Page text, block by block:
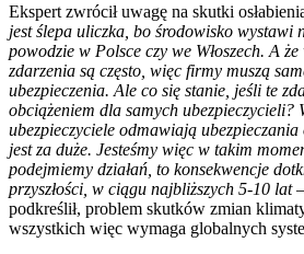
Ekspert zwrócił uwagę na skutki
jest ślepa uliczka, bo środowisko wystawi
powodzie w Polsce czy we Włoszech. A że
zdarzenia są często, więc firmy muszą
ubezpieczenia. Ale co się stanie, jeśli te
obciążeniem dla samych
ubezpieczyciele odmawiają
jest za duże. Jesteśmy więc w takim
podejmiemy działań, to konsekwencje
przyszłości, w ciągu najbliższych 5-10 lat
podkreślił, problem skutków zmian
wszystkich więc wymaga globalnych